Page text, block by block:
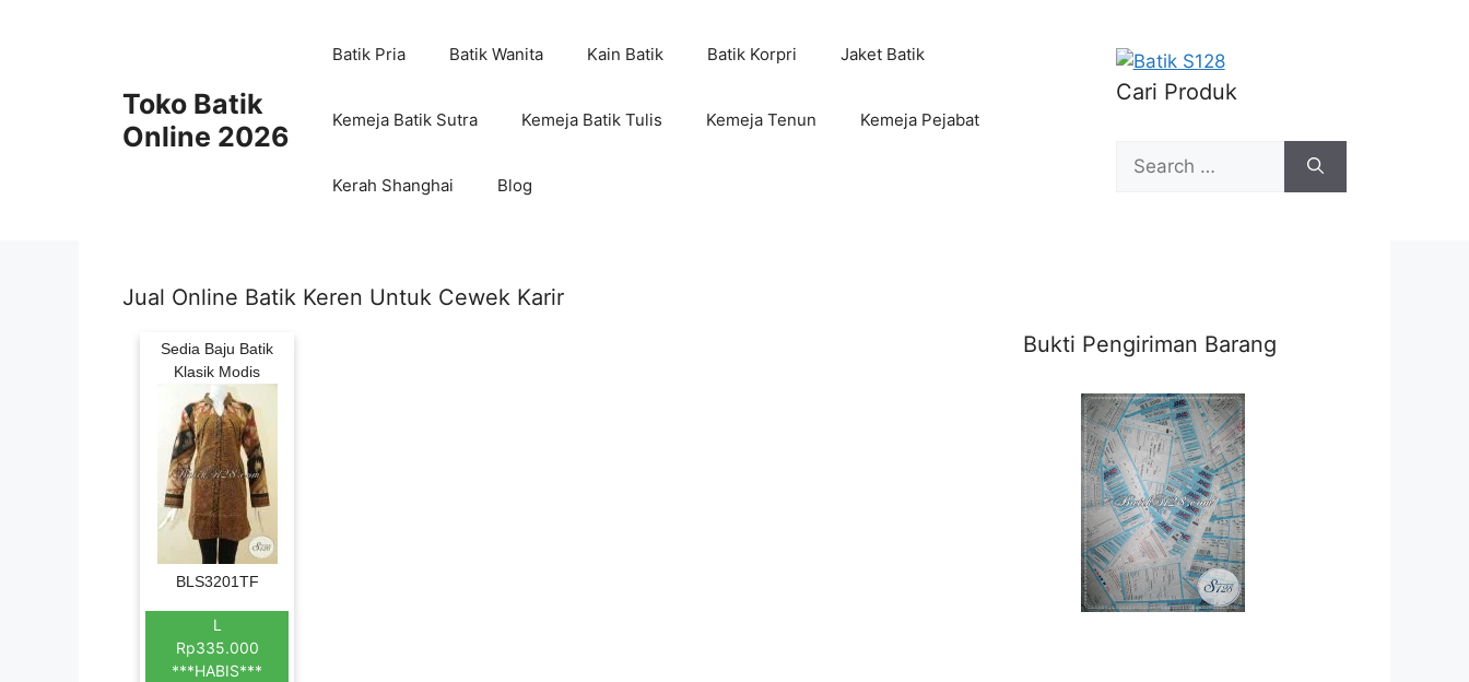
Toko Batik
Online 2026
Batik Pria Batik Wanita Kain Batik Batik Korpri Jaket Batik
Kemeja Batik Sutra Kemeja Batik Tulis Kemeja Tenun Kemeja Pejabat
Kerah Shanghai Blog
Cari Produk
Search
for:
Jual Online Batik Keren Untuk Cewek Karir
Sedia Baju Batik
Klasik Modis
BLS3201TF
L
Rp335.000
***HABIS***
Bukti Pengiriman Barang